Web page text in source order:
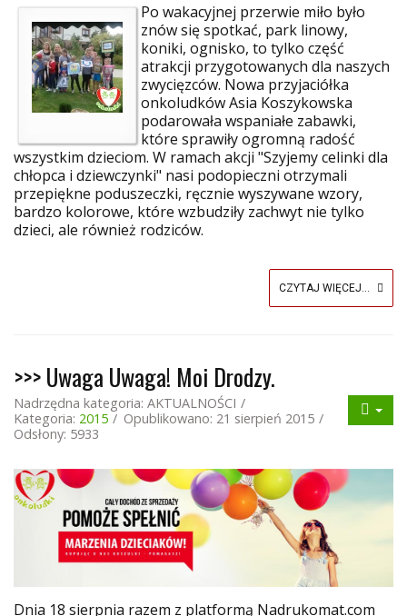
Po wakacyjnej przerwie miło było
znów się spotkać, park linowy,
koniki, ognisko, to tylko część
atrakcji przygotowanych dla naszych
zwycięzców. Nowa przyjaciółka
onkoludków Asia Koszykowska
podarowała wspaniałe zabawki,
które sprawiły ogromną radość
wszystkim dzieciom. W ramach akcji "Szyjemy celinki dla
chłopca i dziewczynki" nasi podopieczni otrzymali
przepiękne poduszeczki, ręcznie wyszywane wzory,
bardzo kolorowe, które wzbudziły zachwyt nie tylko
dzieci, ale również rodziców.
CZYTAJ WIĘCEJ...
>>> Uwaga Uwaga! Moi Drodzy.
Nadrzędna kategoria: AKTUALNOŚCI
Kategoria: 2015
Opublikowano: 21 sierpień 2015
Odsłony: 5933
Dnia 18 sierpnia razem z platformą Nadrukomat.com